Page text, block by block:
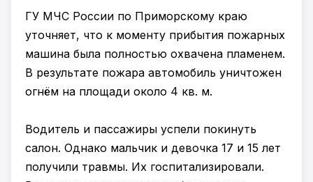
ГУ МЧС России по Приморскому краю
уточняет, что к моменту прибытия пожарных
машина была полностью охвачена пламенем.
В результате пожара автомобиль уничтожен
огнём на площади около 4 кв. м.
Водитель и пассажиры успели покинуть
салон. Однако мальчик и девочка 17 и 15 лет
получили травмы. Их госпитализировали.